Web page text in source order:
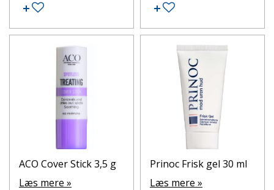
Tilføj til ønskeseddel
Tilføj til ønskeseddel
ACO Cover Stick 3,5 g
Læs mere »
Prinoc Frisk gel 30 ml
Læs mere »